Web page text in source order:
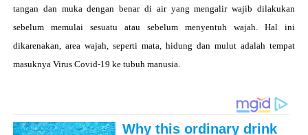
tangan dan muka dengan benar di air yang mengalir wajib dilakukan
sebelum memulai sesuatu atau sebelum menyentuh wajah. Hal ini
dikarenakan, area wajah, seperti mata, hidung dan mulut adalah tempat
masuknya Virus Covid-19 ke tubuh manusia.